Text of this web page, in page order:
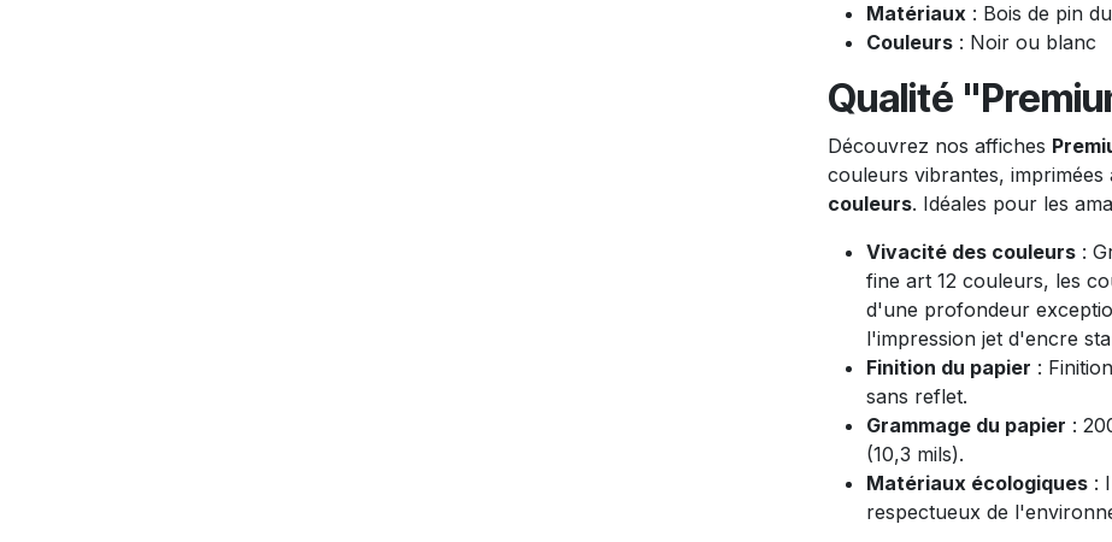
Matériaux : Bois de pin
Couleurs : Noir ou blanc
Qualité
Découvrez nos affiches
couleurs vibrantes, imprimées
couleurs. Idéales pour les
Vivacité des couleurs :
fine art 12 couleurs, les
d'une profondeur
l'impression jet d'encre
Finition du papier :
sans reflet.
Grammage du papier :
(10,3 mils).
Matériaux écologiques :
respectueux de